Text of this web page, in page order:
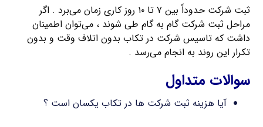
ثبت شرکت حدوداً بین ۷ تا ۱۰ روز کاری زمان می‌برد . اگر
مراحل ثبت شرکت گام به گام طی شوند ، می‌توان اطمینان
داشت که تاسیس شرکت در تكاب بدون اتلاف وقت و بدون
تکرار این روند به انجام می‌رسد .
سوالات متداول
آیا هزینه ثبت شرکت ها در تكاب یکسان است ؟